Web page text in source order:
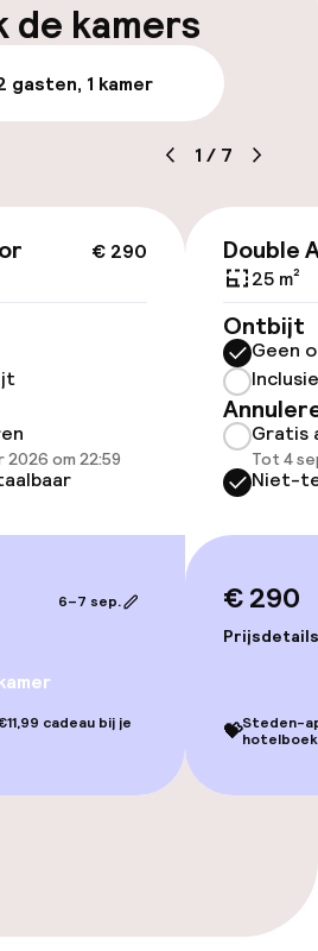
kamers beschikbaar
kamers beschikbaar
de kamers
gasten, 1 kamer
1 / 7
€ 290
om 22:59
6–7 sep.
cadeau bij je
Double
25 m²
Ontbijt
Geen
Gratis
Tot 4
Niet-
€ 290
Prijsdetails
💝Steden-